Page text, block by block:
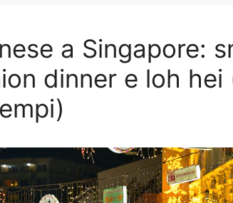
a Singapore:
dinner e loh hei